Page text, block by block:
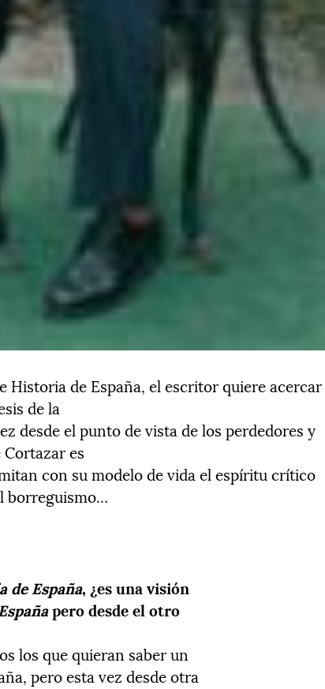
Historia de España, el escritor quiere acercar
de la
desde el punto de vista de los perdedores y
es
con su modelo de vida el espíritu crítico
borreguismo…
de España, ¿es una visión
pero desde el otro
los que quieran saber un
pero esta vez desde otra